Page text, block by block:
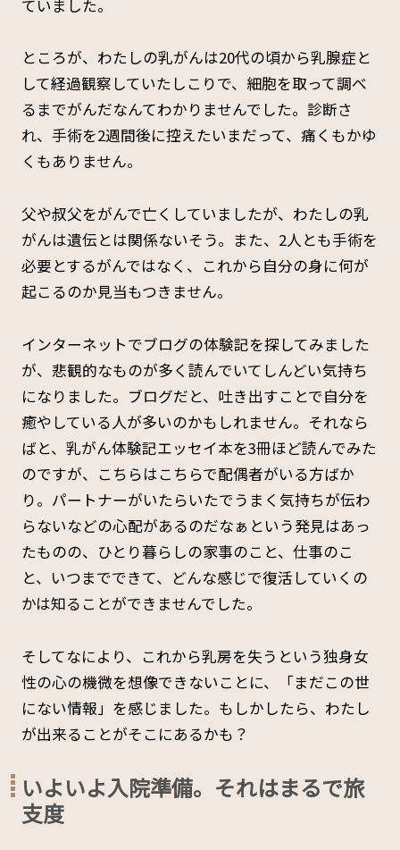
ていました。
ところが、わたしの乳がんは20代の頃から乳腺症と
して経過観察していたしこりで、細胞を取って調べ
るまでがんだなんてわかりませんでした。診断さ
れ、手術を2週間後に控えたいまだって、痛くもかゆ
くもありません。
父や叔父をがんで亡くしていましたが、わたしの乳
がんは遺伝とは関係ないそう。また、2人とも手術を
必要とするがんではなく、これから自分の身に何が
起こるのか見当もつきません。
インターネットでブログの体験記を探してみました
が、悲観的なものが多く読んでいてしんどい気持ち
になりました。ブログだと、吐き出すことで自分を
癒やしている人が多いのかもしれません。それなら
ばと、乳がん体験記エッセイ本を3冊ほど読んでみた
のですが、こちらはこちらで配偶者がいる方ばか
り。パートナーがいたらいたでうまく気持ちが伝わ
らないなどの心配があるのだなぁという発見はあっ
たものの、ひとり暮らしの家事のこと、仕事のこ
と、いつまでできて、どんな感じで復活していくの
かは知ることができませんでした。
そしてなにより、これから乳房を失うという独身女
性の心の機微を想像できないことに、「まだこの世
にない情報」を感じました。もしかしたら、わたし
が出来ることがそこにあるかも？
いよいよ入院準備。それはまるで旅
支度